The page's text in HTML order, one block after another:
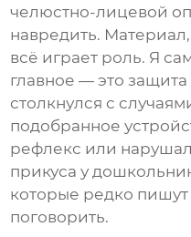
челюстно-лицевой
навредить.
всё играет роль. Я
главное — это защита
столкнулся с
подобранное
рефлекс или
прикуса у
которые редко
поговорить.